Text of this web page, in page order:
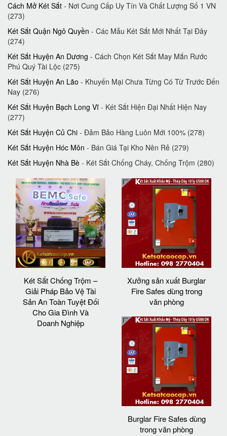
Cách Mở Két Sắt - Nơi Cung Cấp Uy Tín Và Chất Lượng Số 1 VN
(273)
Két Sắt Quận Ngô Quyền - Các Mẫu Két Sắt Mới Nhất Tại Đây
(274)
Két Sắt Huyện An Dương - Cách Chọn Két Sắt May Mắn Rước
Phú Quý Tài Lộc (275)
Két Sắt Huyện An Lão - Khuyến Mại Chưa Từng Có Từ Trước Đến
Nay (276)
Két Sắt Huyện Bạch Long Vĩ - Két Sắt Hiện Đại Nhất Hiện Nay
(277)
Két Sắt Huyện Củ Chi - Đảm Bảo Hàng Luôn Mới ‎100%‎ (278)
Két Sắt Huyện Hóc Môn - Bán Giá Tại Kho Nên Rẻ (279)
Két Sắt Huyện Nhà Bè - Két Sắt Chống Cháy, Chống Trộm (280)
Két Sắt Chống Trộm –
Giải Pháp Bảo Vệ Tài
Sản An Toàn Tuyệt Đối
Cho Gia Đình Và
Doanh Nghiệp
Xưởng sản xuất Burglar
Fire Safes dùng trong
văn phòng
Burglar Fire Safes dùng
trong văn phòng